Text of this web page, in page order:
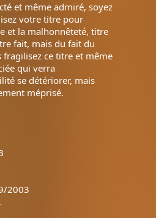
et même admiré, soyez
votre titre pour
et la malhonnêteté, titre
fait, mais du fait du
ce titre et même
qui verra
se détériorer, mais
méprisé.
2003